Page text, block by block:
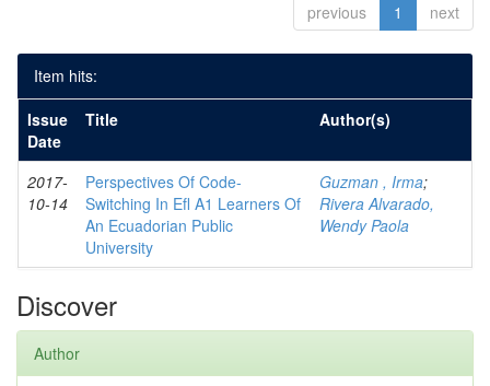
previous 1 next
Item hits:
Issue
Date
Title Author(s)
2017-
10-14
Perspectives Of Code-
Switching In Efl A1 Learners Of
An Ecuadorian Public
University
Guzman , Irma;
Rivera Alvarado,
Wendy Paola
Discover
Author